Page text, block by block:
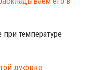
температуре